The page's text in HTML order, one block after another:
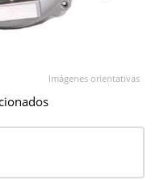
Imágenes orientativas